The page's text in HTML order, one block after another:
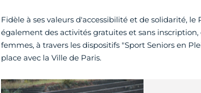
Fidèle à ses valeurs d'accessibilité et de solidarité, le
également des activités gratuites et sans inscription,
femmes, à travers les dispositifs "Sport Seniors en
place avec la Ville de Paris.